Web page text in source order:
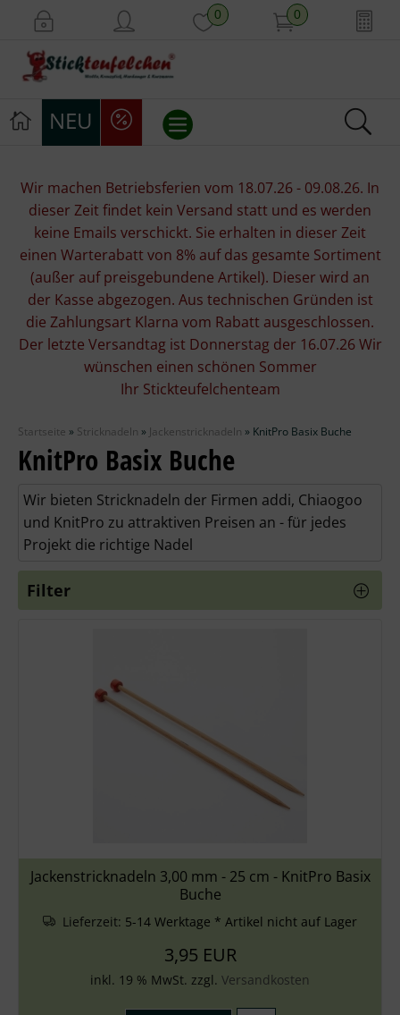
0 0
NEU
Stickpackungen
Stickgarne
Stoffe
Mill Hill Beads
Wolle
Stricknadeln
Knüpfpackungen
Ausverkauf
Wir machen Betriebsferien vom 18.07.26 - 09.08.26. In
dieser Zeit findet kein Versand statt und es werden
keine Emails verschickt. Sie erhalten in dieser Zeit
einen Warterabatt von 8% auf das gesamte Sortiment
(außer auf preisgebundene Artikel). Dieser wird an
der Kasse abgezogen. Aus technischen Gründen ist
die Zahlungsart Klarna vom Rabatt ausgeschlossen.
Der letzte Versandtag ist Donnerstag der 16.07.26 Wir
wünschen einen schönen Sommer
Ihr Stickteufelchenteam
Startseite » Stricknadeln » Jackenstricknadeln » KnitPro Basix Buche
KnitPro Basix Buche
Wir bieten Stricknadeln der Firmen addi, Chiaogoo
und KnitPro zu attraktiven Preisen an - für jedes
Projekt die richtige Nadel
Filter
Jackenstricknadeln 3,00 mm - 25 cm - KnitPro Basix
Buche
Lieferzeit: 5-14 Werktage * Artikel nicht auf Lager
3,95 EUR
inkl. 19 % MwSt. zzgl. Versandkosten